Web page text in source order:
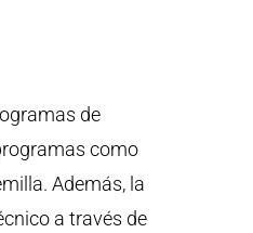
de
como
Además, la
a través de